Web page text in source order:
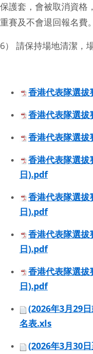
保護套，會被取消資格
重賽及不會退回報名費。
6） 請保持場地清潔，
香港代表隊選
香港代表隊選
香港代表隊選
香港代表隊選拔
日).pdf
香港代表隊選拔
日).pdf
香港代表隊選拔
日).pdf
香港代表隊選拔
日).pdf
(2026年3月29
名表.xls
(2026年3月30